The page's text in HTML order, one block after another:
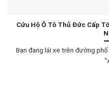
Cứu Hộ Ô Tô Thủ Đức Cấp
Bạn đang lái xe trên đường